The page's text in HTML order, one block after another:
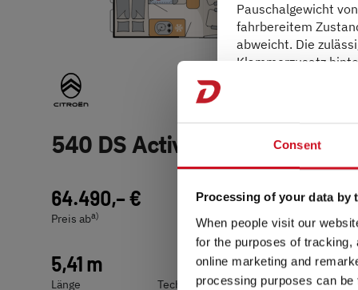
Consent
Processing of your data by
When people visit our
for the purposes of
online marketing and
processing purposes can
540 DS Active
64.490,– €
Preis aba)
2 - 5 Personen
Schlafplätze
5,41 m
Länge
3.499 kg
Technisch zulässige Gesamtmasse
Pauschalgewicht
fahrbereitem
abweicht. Die
Klammerzusatz
mögliche
3. Die
… werden vom
die sogenannte